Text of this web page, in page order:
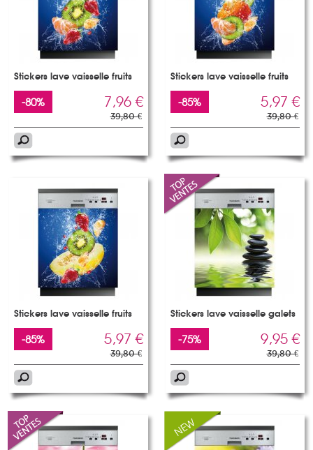
Stickers lave vaisselle fruits
-80% 7,96 €
39,80 €
Stickers lave vaisselle fruits
-85% 5,97 €
39,80 €
Stickers lave vaisselle fruits
-85% 5,97 €
39,80 €
Stickers lave vaisselle galets
-75% 9,95 €
39,80 €